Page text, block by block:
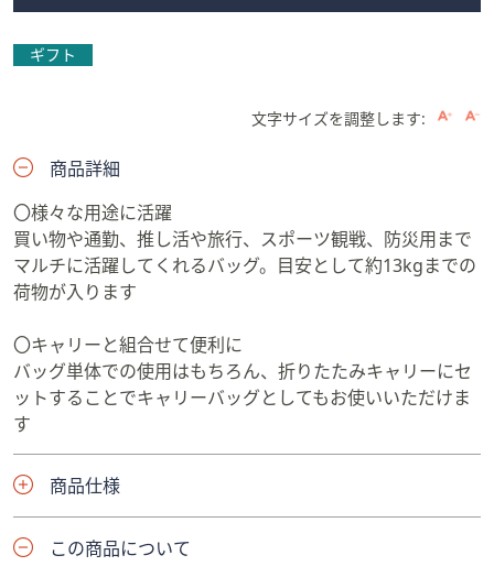
ギフト
文字サイズを調整します:
商品詳細
〇様々な用途に活躍
買い物や通勤、推し活や旅行、スポーツ観戦、防災用まで
マルチに活躍してくれるバッグ。目安として約13kgまでの
荷物が入ります
〇キャリーと組合せて便利に
バッグ単体での使用はもちろん、折りたたみキャリーにセ
ットすることでキャリーバッグとしてもお使いいただけま
す
商品仕様
この商品について